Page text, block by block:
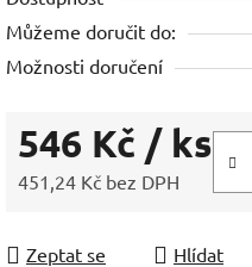
Můžeme doručit do:
Možnosti doručení
546 Kč / ks
451,24 Kč bez DPH
Zeptat se Hlídat